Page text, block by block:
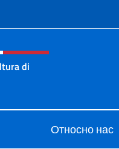
e menù
di
Относно нас